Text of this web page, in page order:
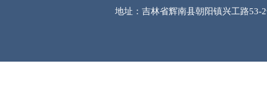
地址：吉林省辉南县朝阳镇兴工路53-